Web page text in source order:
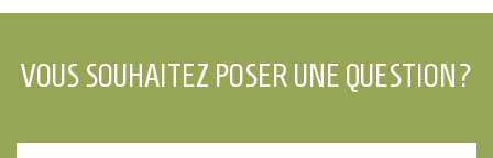
VOUS SOUHAITEZ POSER UNE QUESTION?